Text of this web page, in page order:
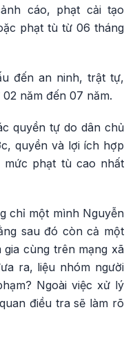
cáo, phạt cải tạo
phạt tù từ 06 tháng
đến an ninh, trật tự,
năm đến 07 năm.
quyền tự do dân chủ
quyền và lợi ích hợp
phạt tù cao nhất
chỉ một mình Nguyễn
sau đó còn cả một
cùng trên mạng xã
ra, liệu nhóm người
Ngoài việc xử lý
điều tra sẽ làm rõ